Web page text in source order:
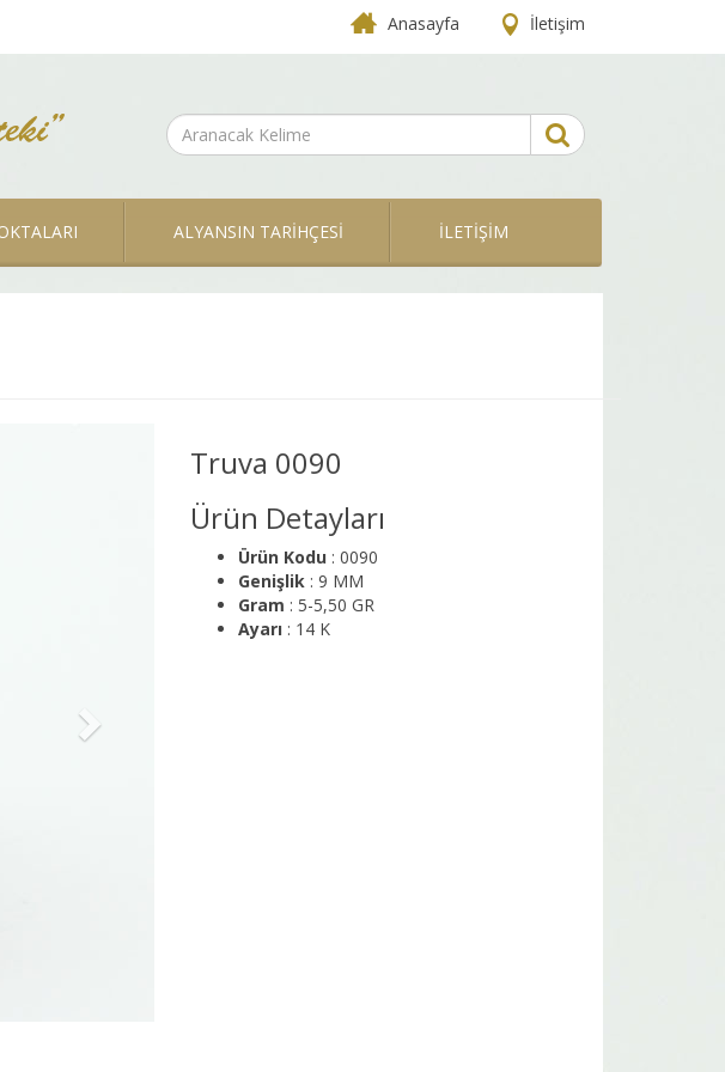
Anasayfa İletişim
ALYANSIN TARİHÇESİ İLETİŞİM
Truva 0090
Ürün Detayları
Ürün Kodu : 0090
Genişlik : 9 MM
Gram : 5-5,50 GR
Ayarı : 14 K